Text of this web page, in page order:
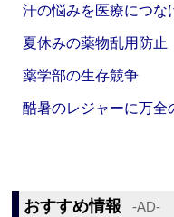
汗の悩みを医療につな
夏休みの薬物乱用防止
薬学部の生存競争
酷暑のレジャーに万全
おすすめ情報 ‐AD‐